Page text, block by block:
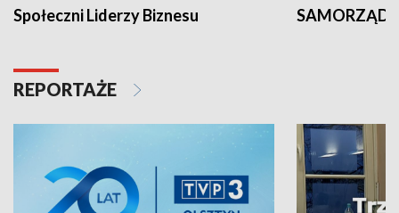
Społeczni Liderzy Biznesu SAMORZĄD
REPORTAŻE